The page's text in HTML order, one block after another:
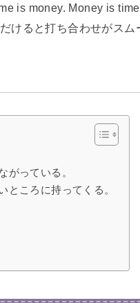
is money. Money is
けると打ち合わせがスム
がっている。
ところに持ってくる。